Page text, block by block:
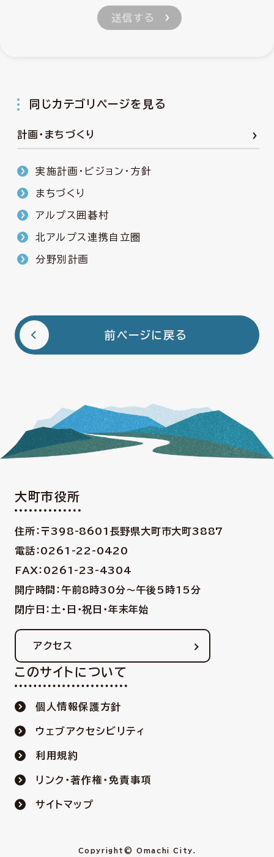
同じカテゴリページを見る
計画・まちづくり
実施計画・ビジョン・方針
まちづくり
アルプス囲碁村
北アルプス連携自立圏
分野別計画
前ページに戻る
大町市役所
住所：〒398-8601 長野県大町市大町3887
電話：0261-22-0420
FAX：0261-23-4304
開庁時間：午前8時30分〜午後5時15分
閉庁日：土・日・祝日・年末年始
アクセス
このサイトについて
個人情報保護方針
ウェブアクセシビリティ
利用規約
リンク・著作権・免責事項
サイトマップ
Copyright© Omachi City.